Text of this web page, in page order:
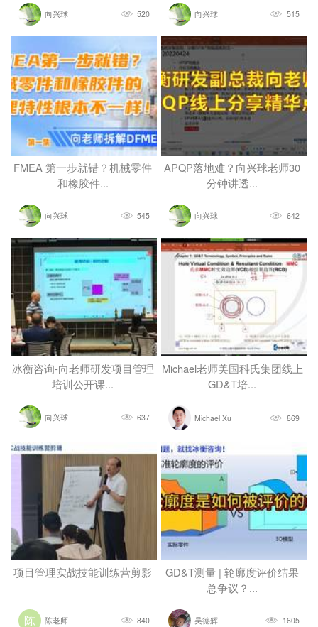
向兴球 520 向兴球 515
FMEA 第一步就错？机械零件
和橡胶件...
向兴球 545
APQP落地难？向兴球老师30
分钟讲透...
向兴球 642
冰衡咨询-向老师研发项目管理
培训公开课...
向兴球 637
Michael老师美国科氏集团线上
GD&T培...
Michael Xu 869
项目管理实战技能训练营剪影
陈老师 840
GD&T测量 | 轮廓度评价结果
总争议？...
吴德辉 1605